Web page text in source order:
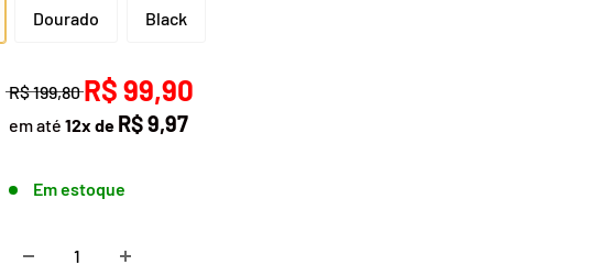
Dourado Black
R$ 199,80 R$ 99,90
em até 12x de R$ 9,97
Em estoque